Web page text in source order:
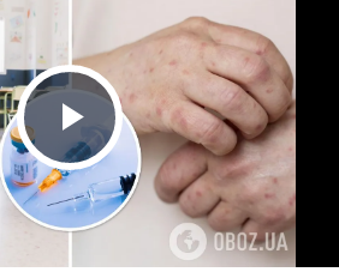
Play Video